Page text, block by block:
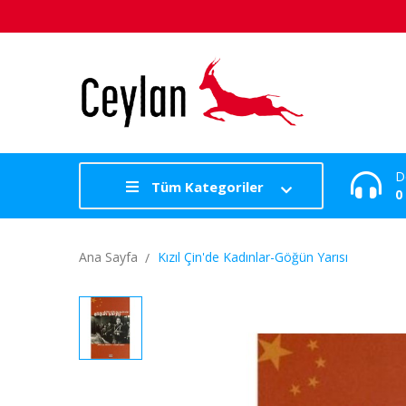
Tüm Kategoriler
Ana Sayfa Kızıl Çin'de Kadınlar-Göğün Yarısı